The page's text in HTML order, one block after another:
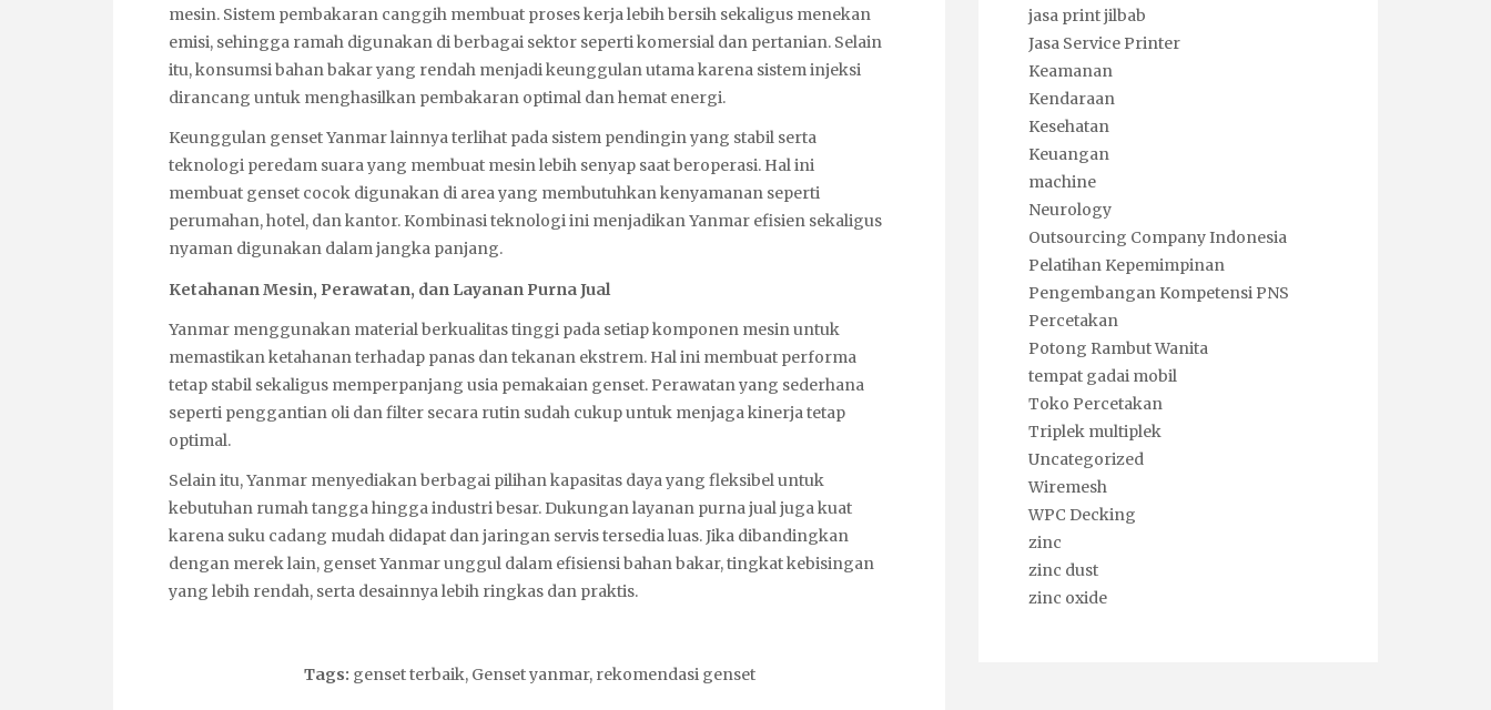
mesin. Sistem pembakaran canggih membuat proses kerja lebih bersih sekaligus menekan
emisi, sehingga ramah digunakan di berbagai sektor seperti komersial dan pertanian. Selain
itu, konsumsi bahan bakar yang rendah menjadi keunggulan utama karena sistem injeksi
dirancang untuk menghasilkan pembakaran optimal dan hemat energi.
Keunggulan genset Yanmar lainnya terlihat pada sistem pendingin yang stabil serta
teknologi peredam suara yang membuat mesin lebih senyap saat beroperasi. Hal ini
membuat genset cocok digunakan di area yang membutuhkan kenyamanan seperti
perumahan, hotel, dan kantor. Kombinasi teknologi ini menjadikan Yanmar efisien sekaligus
nyaman digunakan dalam jangka panjang.
Ketahanan Mesin, Perawatan, dan Layanan Purna Jual
Yanmar menggunakan material berkualitas tinggi pada setiap komponen mesin untuk
memastikan ketahanan terhadap panas dan tekanan ekstrem. Hal ini membuat performa
tetap stabil sekaligus memperpanjang usia pemakaian genset. Perawatan yang sederhana
seperti penggantian oli dan filter secara rutin sudah cukup untuk menjaga kinerja tetap
optimal.
Selain itu, Yanmar menyediakan berbagai pilihan kapasitas daya yang fleksibel untuk
kebutuhan rumah tangga hingga industri besar. Dukungan layanan purna jual juga kuat
karena suku cadang mudah didapat dan jaringan servis tersedia luas. Jika dibandingkan
dengan merek lain, genset Yanmar unggul dalam efisiensi bahan bakar, tingkat kebisingan
yang lebih rendah, serta desainnya lebih ringkas dan praktis.
Tags: genset terbaik, Genset yanmar, rekomendasi genset
jasa print jilbab
Jasa Service Printer
Keamanan
Kendaraan
Kesehatan
Keuangan
machine
Neurology
Outsourcing Company Indonesia
Pelatihan Kepemimpinan
Pengembangan Kompetensi PNS
Percetakan
Potong Rambut Wanita
tempat gadai mobil
Toko Percetakan
Triplek multiplek
Uncategorized
Wiremesh
WPC Decking
zinc
zinc dust
zinc oxide